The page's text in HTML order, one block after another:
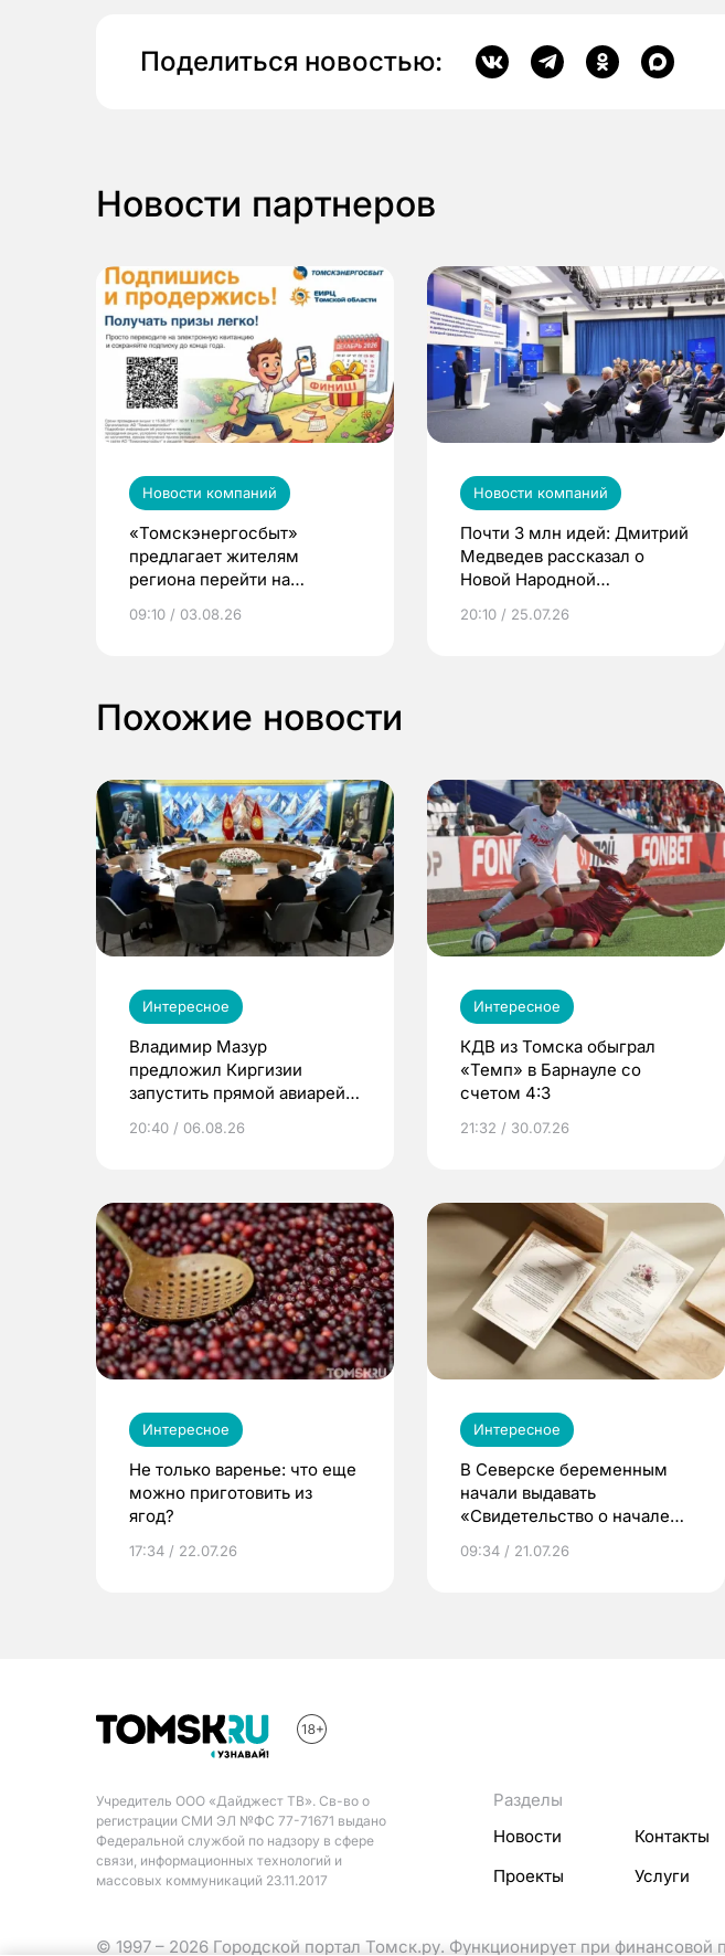
Поделиться новостью:
Новости партнеров
Новости компаний
«Томскэнергосбыт»
предлагает жителям
региона перейти на
выиграть призы
09:10 / 03.08.26
Новости компаний
Почти 3 млн идей: Дмитрий
Медведев рассказал о
Новой Народной
20:10 / 25.07.26
Похожие новости
Интересное
Владимир Мазур
предложил Киргизии
запустить прямой авиарейс
20:40 / 06.08.26
Интересное
КДВ из Томска обыграл
«Темп» в Барнауле со
счетом 4:3
21:32 / 30.07.26
Интересное
Не только варенье: что еще
можно приготовить из
ягод?
17:34 / 22.07.26
Интересное
В Северске беременным
начали выдавать
«Свидетельство о начале
09:34 / 21.07.26
Учредитель ООО «Дайджест ТВ». Св-во о
регистрации СМИ ЭЛ №ФС 77-71671 выдано
Федеральной службой по надзору в сфере
связи, информационных технологий и
массовых коммуникаций 23.11.2017
Разделы
Новости
Контакты
Проекты
Услуги
© 1997 – 2026 Городской портал Томск.ру. Функционирует при финансовой